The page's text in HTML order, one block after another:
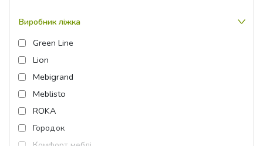
189x96x214
193.2x85x182
193.2x99.2x110
200x100
200x120
200x140
200x160
200x180
200x200
Виробник ліжка
Green Line
Lion
Mebigrand
Meblisto
ROKA
Городок